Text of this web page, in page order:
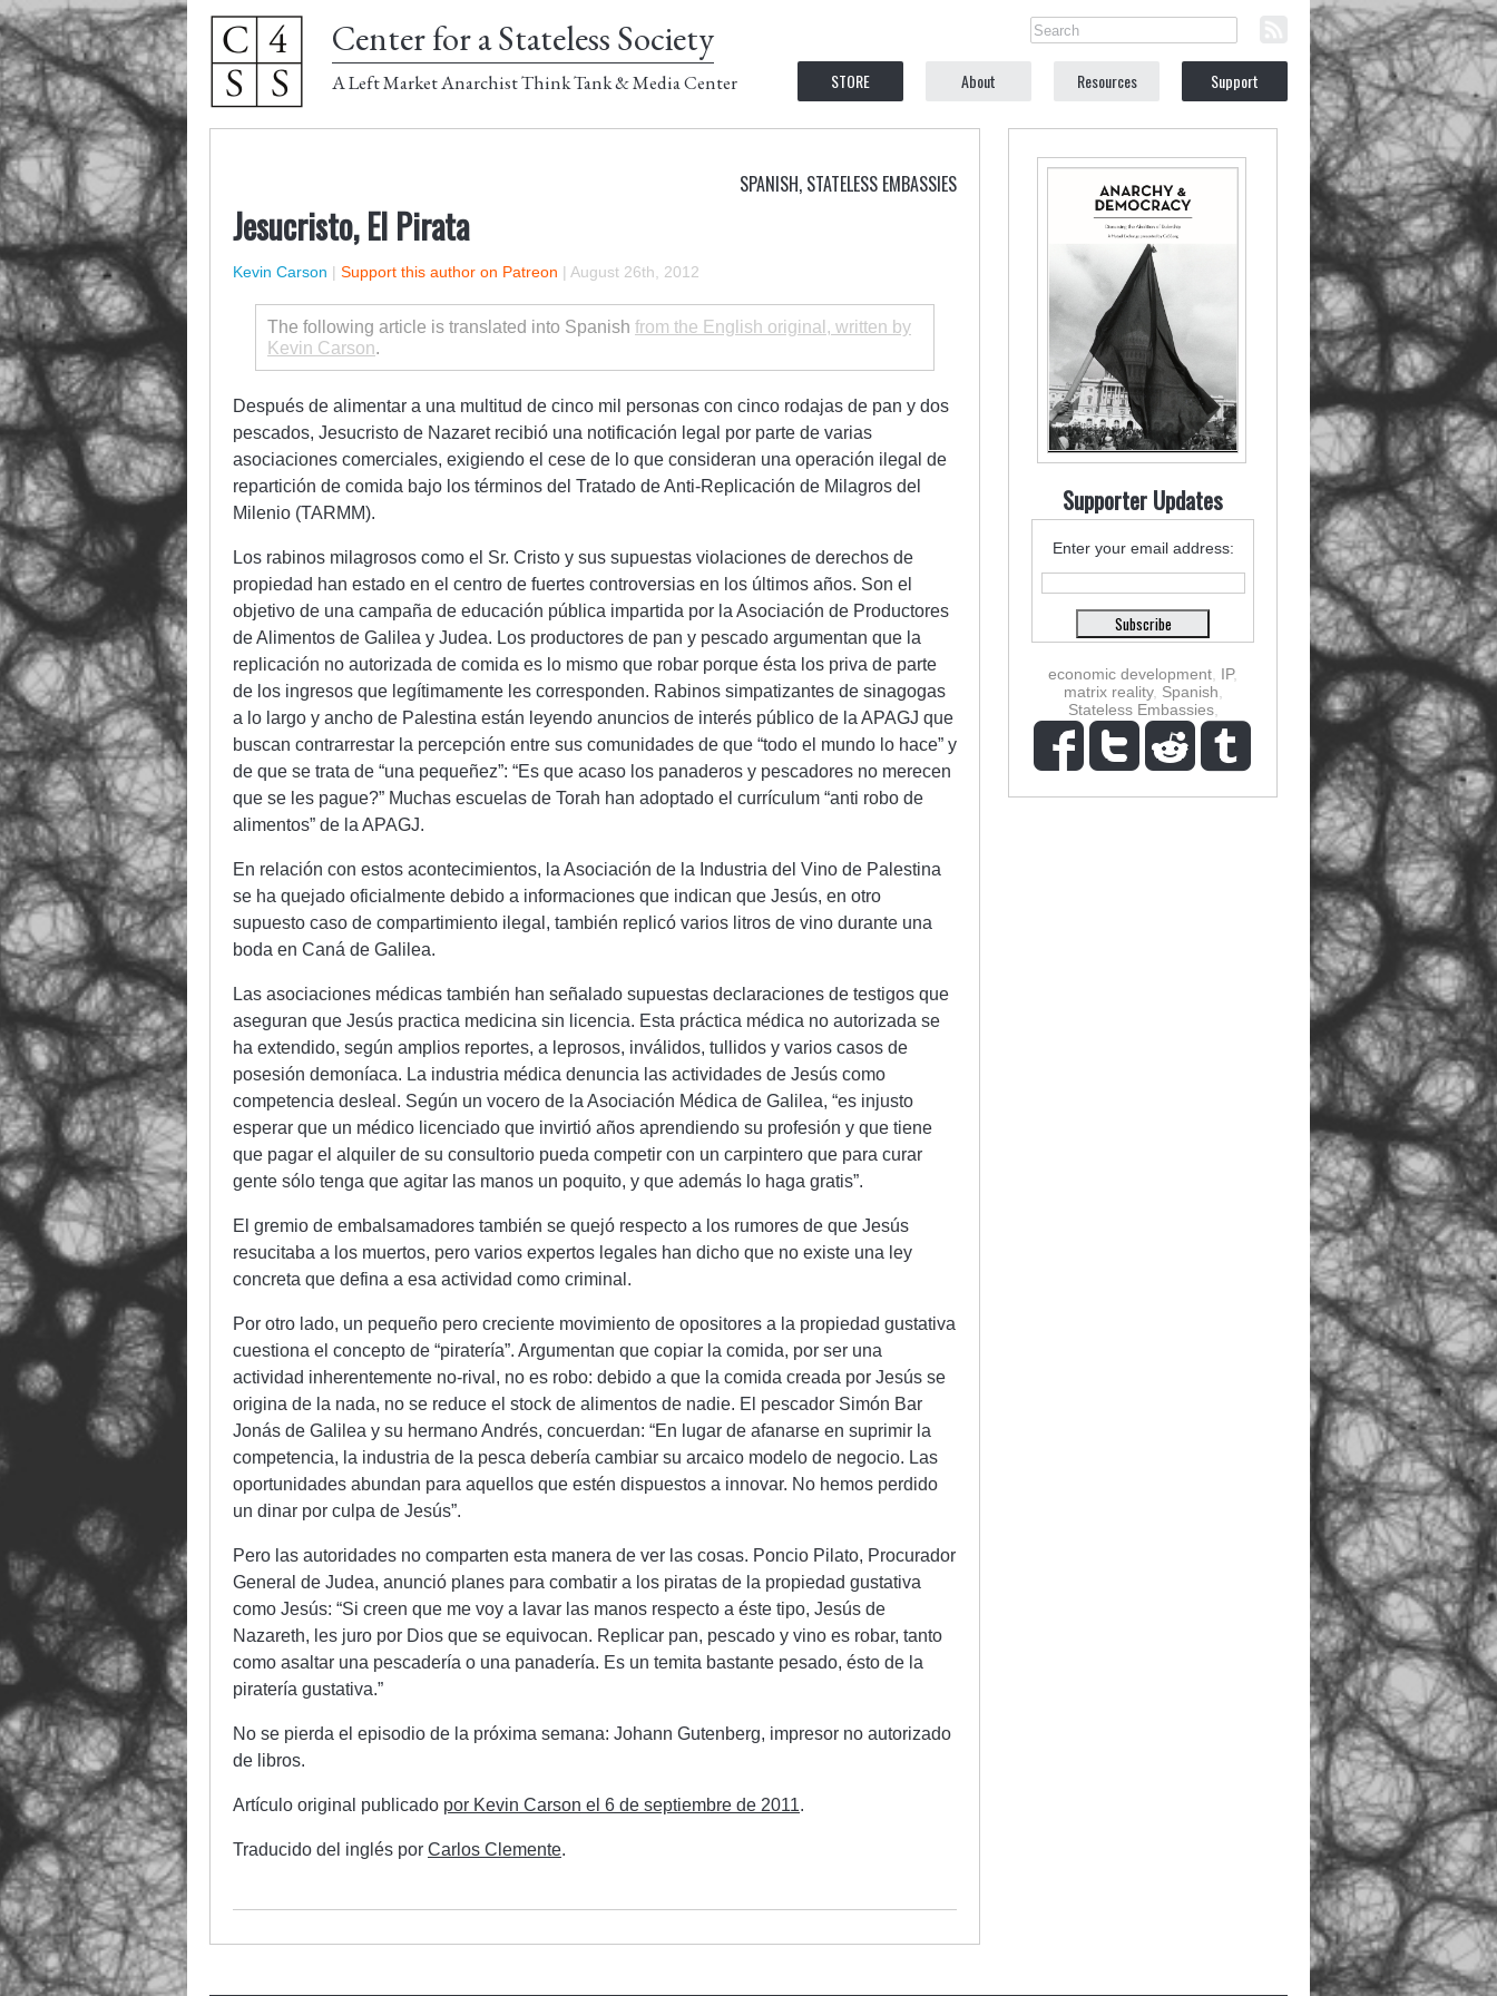
Center for a Stateless Society
A Left Market Anarchist Think Tank & Media Center STORE About Resources Support
SPANISH, STATELESS EMBASSIES
Jesucristo, El Pirata
Kevin Carson | Support this author on Patreon | August 26th, 2012
The following article is translated into Spanish from the English original, written by
Kevin Carson.
Después de alimentar a una multitud de cinco mil personas con cinco rodajas de pan y dos
pescados, Jesucristo de Nazaret recibió una notificación legal por parte de varias
asociaciones comerciales, exigiendo el cese de lo que consideran una operación ilegal de
repartición de comida bajo los términos del Tratado de Anti-Replicación de Milagros del
Milenio (TARMM).
Los rabinos milagrosos como el Sr. Cristo y sus supuestas violaciones de derechos de
propiedad han estado en el centro de fuertes controversias en los últimos años. Son el
objetivo de una campaña de educación pública impartida por la Asociación de Productores
de Alimentos de Galilea y Judea. Los productores de pan y pescado argumentan que la
replicación no autorizada de comida es lo mismo que robar porque ésta los priva de parte
de los ingresos que legítimamente les corresponden. Rabinos simpatizantes de sinagogas
a lo largo y ancho de Palestina están leyendo anuncios de interés público de la APAGJ que
buscan contrarrestar la percepción entre sus comunidades de que “todo el mundo lo hace” y
de que se trata de “una pequeñez”: “Es que acaso los panaderos y pescadores no merecen
que se les pague?” Muchas escuelas de Torah han adoptado el currículum “anti robo de
alimentos” de la APAGJ.
En relación con estos acontecimientos, la Asociación de la Industria del Vino de Palestina
se ha quejado oficialmente debido a informaciones que indican que Jesús, en otro
supuesto caso de compartimiento ilegal, también replicó varios litros de vino durante una
boda en Caná de Galilea.
Las asociaciones médicas también han señalado supuestas declaraciones de testigos que
aseguran que Jesús practica medicina sin licencia. Esta práctica médica no autorizada se
ha extendido, según amplios reportes, a leprosos, inválidos, tullidos y varios casos de
posesión demoníaca. La industria médica denuncia las actividades de Jesús como
competencia desleal. Según un vocero de la Asociación Médica de Galilea, “es injusto
esperar que un médico licenciado que invirtió años aprendiendo su profesión y que tiene
que pagar el alquiler de su consultorio pueda competir con un carpintero que para curar
gente sólo tenga que agitar las manos un poquito, y que además lo haga gratis”.
El gremio de embalsamadores también se quejó respecto a los rumores de que Jesús
resucitaba a los muertos, pero varios expertos legales han dicho que no existe una ley
concreta que defina a esa actividad como criminal.
Por otro lado, un pequeño pero creciente movimiento de opositores a la propiedad gustativa
cuestiona el concepto de “piratería”. Argumentan que copiar la comida, por ser una
actividad inherentemente no-rival, no es robo: debido a que la comida creada por Jesús se
origina de la nada, no se reduce el stock de alimentos de nadie. El pescador Simón Bar
Jonás de Galilea y su hermano Andrés, concuerdan: “En lugar de afanarse en suprimir la
competencia, la industria de la pesca debería cambiar su arcaico modelo de negocio. Las
oportunidades abundan para aquellos que estén dispuestos a innovar. No hemos perdido
un dinar por culpa de Jesús”.
Pero las autoridades no comparten esta manera de ver las cosas. Poncio Pilato, Procurador
General de Judea, anunció planes para combatir a los piratas de la propiedad gustativa
como Jesús: “Si creen que me voy a lavar las manos respecto a éste tipo, Jesús de
Nazareth, les juro por Dios que se equivocan. Replicar pan, pescado y vino es robar, tanto
como asaltar una pescadería o una panadería. Es un temita bastante pesado, ésto de la
piratería gustativa.”
No se pierda el episodio de la próxima semana: Johann Gutenberg, impresor no autorizado
de libros.
Artículo original publicado por Kevin Carson el 6 de septiembre de 2011.
Traducido del inglés por Carlos Clemente.
Supporter Updates
Enter your email address:
economic development IP,
matrix reality, Spanish
Stateless Embassies,